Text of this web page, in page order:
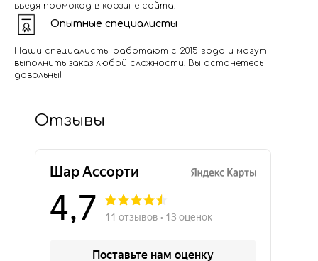
введя промокод в корзине сайта.
Опытные специалисты
Наши специалисты работают с 2015 года и могут
выполнить заказ любой сложности. Вы останетесь
довольны!
Отзывы